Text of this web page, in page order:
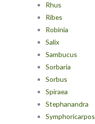
Rhus
Ribes
Robinia
Salix
Sambucus
Sorbaria
Sorbus
Spiraea
Stephanandra
Symphoricarpos